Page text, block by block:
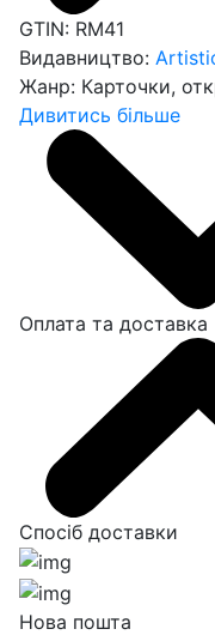
GTIN: RM41
Видавництво:
Жанр: Карточки,
Дивитись більше
Оплата та доставка
Спосіб доставки
Нова пошта